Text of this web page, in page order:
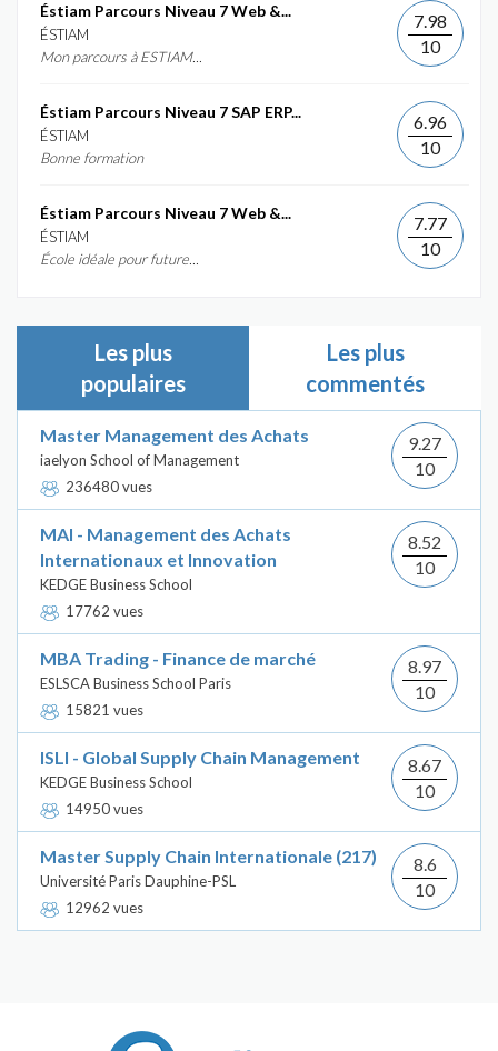
Éstiam Parcours Niveau 7 Web &...
ÉSTIAM
Mon parcours à ESTIAM...
7.98
10
Éstiam Parcours Niveau 7 SAP ERP...
ÉSTIAM
Bonne formation
6.96
10
Éstiam Parcours Niveau 7 Web &...
ÉSTIAM
École idéale pour future...
7.77
10
Les plus
populaires
Les plus
commentés
Master Management des Achats
iaelyon School of Management
236480 vues
9.27
10
MAI - Management des Achats
Internationaux et Innovation
KEDGE Business School
17762 vues
8.52
10
MBA Trading - Finance de marché
ESLSCA Business School Paris
15821 vues
8.97
10
ISLI - Global Supply Chain Management
KEDGE Business School
14950 vues
8.67
10
Master Supply Chain Internationale (217)
Université Paris Dauphine-PSL
12962 vues
8.6
10